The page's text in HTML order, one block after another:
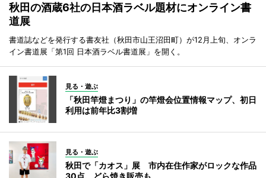
秋田の酒蔵6社の日本酒ラベル題材にオンライン書
道展
書道誌などを発行する書友社（秋田市山王沼田町）が12月上旬、オンラ
イン書道展「第1回 日本酒ラベル書道展」を開く。
見る・遊ぶ
「秋田竿燈まつり」の竿燈会位置情報マップ、初日
利用は前年比3割増
見る・遊ぶ
秋田で「カオス」展 市内在住作家がロックな作品
30点、どら焼き販売も